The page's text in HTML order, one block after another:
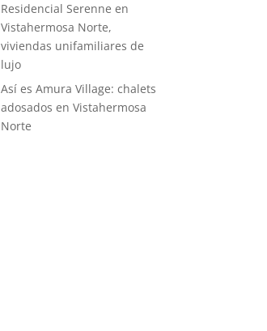
Residencial Serenne en
Vistahermosa Norte,
viviendas unifamiliares de
lujo
Así es Amura Village: chalets
adosados en Vistahermosa
Norte